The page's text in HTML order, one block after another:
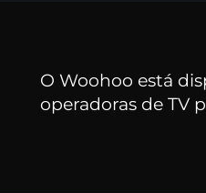
O Woohoo está
operadoras de TV